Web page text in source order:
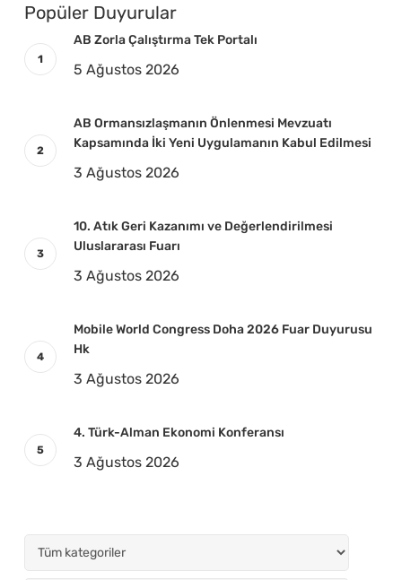
Popüler Duyurular
AB Zorla Çalıştırma Tek Portalı
5 Ağustos 2026
AB Ormansızlaşmanın Önlenmesi Mevzuatı
Kapsamında İki Yeni Uygulamanın Kabul Edilmesi
3 Ağustos 2026
10. Atık Geri Kazanımı ve Değerlendirilmesi
Uluslararası Fuarı
3 Ağustos 2026
Mobile World Congress Doha 2026 Fuar Duyurusu
Hk
3 Ağustos 2026
4. Türk-Alman Ekonomi Konferansı
3 Ağustos 2026